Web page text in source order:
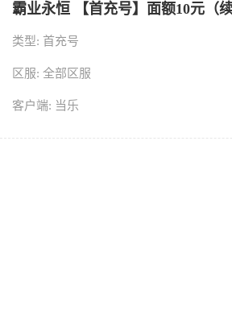
霸业永恒 【首充号】面额10元（
类型: 首充号
区服: 全部区服
客户端: 当乐